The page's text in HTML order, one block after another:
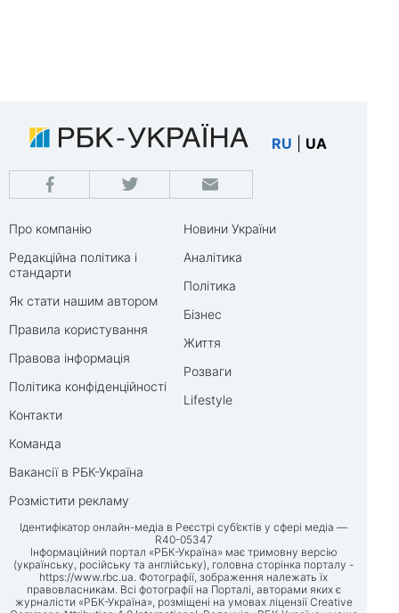
RU UA
Про компанію
Редакційна політика і
стандарти
Як стати нашим автором
Правила користування
Правова інформація
Політика конфіденційності
Контакти
Команда
Вакансії в РБК-Україна
Розмістити рекламу
Новини України
Аналітика
Політика
Бізнес
Життя
Розваги
Lifestyle
Ідентифікатор онлайн-медіа в Реєстрі суб’єктів у сфері медіа —
R40-05347
Інформаційний портал «РБК-Україна» має тримовну версію
(українську, російську та англійську), головна сторінка порталу -
https://www.rbc.ua. Фотографії, зображення належать їх
правовласникам. Всі фотографії на Порталі, авторами яких є
журналісти «РБК-Україна», розміщені на умовах ліцензії Creative